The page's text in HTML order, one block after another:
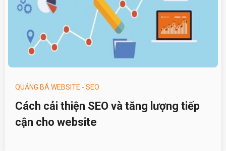
QUẢNG BÁ WEBSITE - SEO
Cách cải thiện SEO và tăng lượng tiếp
cận cho website